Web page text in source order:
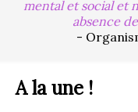
mental et social et
absence
-
A la une !